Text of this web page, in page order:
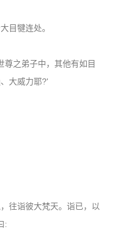
目犍连处。
之弟子中，其他有如目
大威力耶?'
往诣彼大梵天。诣已，以
: